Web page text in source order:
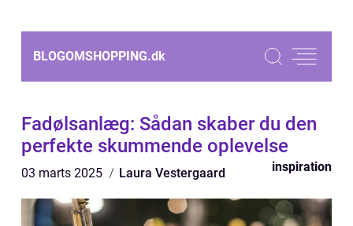
BLOGOMSHOPPING.dk
Fadølsanlæg: Sådan skaber du den
perfekte skummende oplevelse
03 marts 2025 Laura Vestergaard inspiration